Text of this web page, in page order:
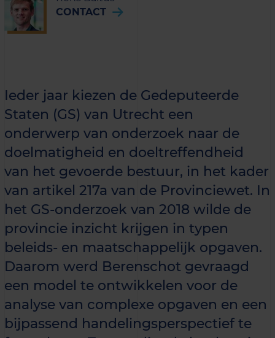
CONTACT
Ieder jaar kiezen de Gedeputeerde
Staten (GS) van Utrecht een
onderwerp van onderzoek naar de
doelmatigheid en doeltreffendheid
van het gevoerde bestuur, in het kader
van artikel 217a van de Provinciewet. In
het GS-onderzoek van 2018 wilde de
provincie inzicht krijgen in typen
beleids- en maatschappelijk opgaven.
Daarom werd Berenschot gevraagd
een model te ontwikkelen voor de
analyse van complexe opgaven en een
bijpassend handelingsperspectief te